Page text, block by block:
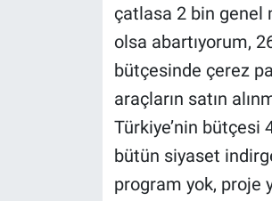
çatlasa 2 bin genel
olsa abartıyorum,
bütçesinde çerez
araçların satın
Türkiye’nin bütçesi
bütün siyaset
program yok, proje
Yerel Yaşam
Canlı Yayın